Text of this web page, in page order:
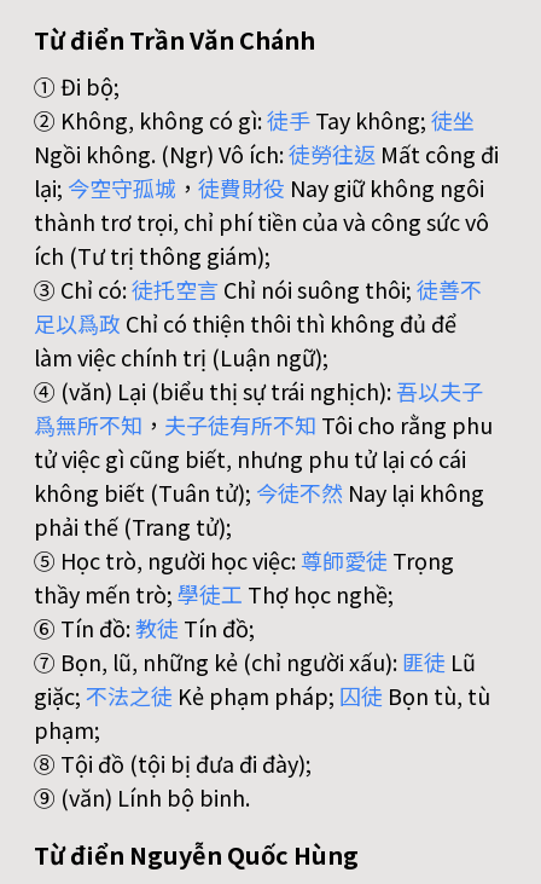
Từ điển Trần Văn Chánh
① Đi bộ;
② Không, không có gì:徒手Tay không;徒坐
Ngồi không. (Ngr) Vô ích:徒勞往返 Mất công đi
lại; 今空守孤城 ， 徒費財役 Nay giữ không ngôi
thành trơ trọi, chỉ phí tiền của và công sức vô
ích (Tư trị thông giám);
③ Chỉ có:徒托空言 Chỉ nói suông thôi;徒善不
足以爲政 Chỉ có thiện thôi thì không đủ để
làm việc chính trị (Luận ngữ);
④ (văn) Lại (biểu thị sự trái nghịch):吾以夫子
爲無所不知 ， 夫子徒有所不知 Tôi cho rằng phu
tử việc gì cũng biết, nhưng phu tử lại có cái
không biết (Tuân tử); 今徒不然 Nay lại không
phải thế (Trang tử);
⑤ Học trò, người học việc:尊師愛徒 Trọng
thầy mến trò;學徒工 Thợ học nghề;
⑥ Tín đồ:教徒 Tín đồ;
⑦ Bọn, lũ, những kẻ (chỉ người xấu):匪徒 Lũ
giặc;不法之徒 Kẻ phạm pháp; 囚徒 Bọn tù, tù
phạm;
⑧ Tội đồ (tội bị đưa đi đày);
⑨ (văn) Lính bộ binh.
Từ điển Nguyễn Quốc Hùng